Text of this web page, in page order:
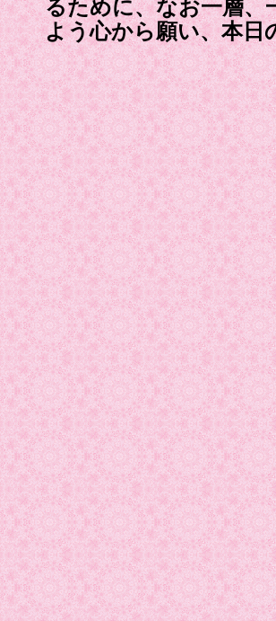
るために、なお一層、
よう心から願い、本日